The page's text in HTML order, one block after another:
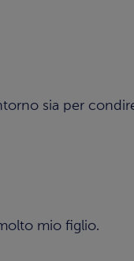
sia per
mio figlio.